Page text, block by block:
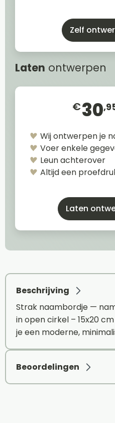
Zelf
Laten ontwerpen
€30
Wij ontwerpen je
Voer enkele
Leun achterover
Altijd een
Laten
Beschrijving
Strak naambordje —
in open cirkel – 15x20
je een moderne,
Beoordelingen